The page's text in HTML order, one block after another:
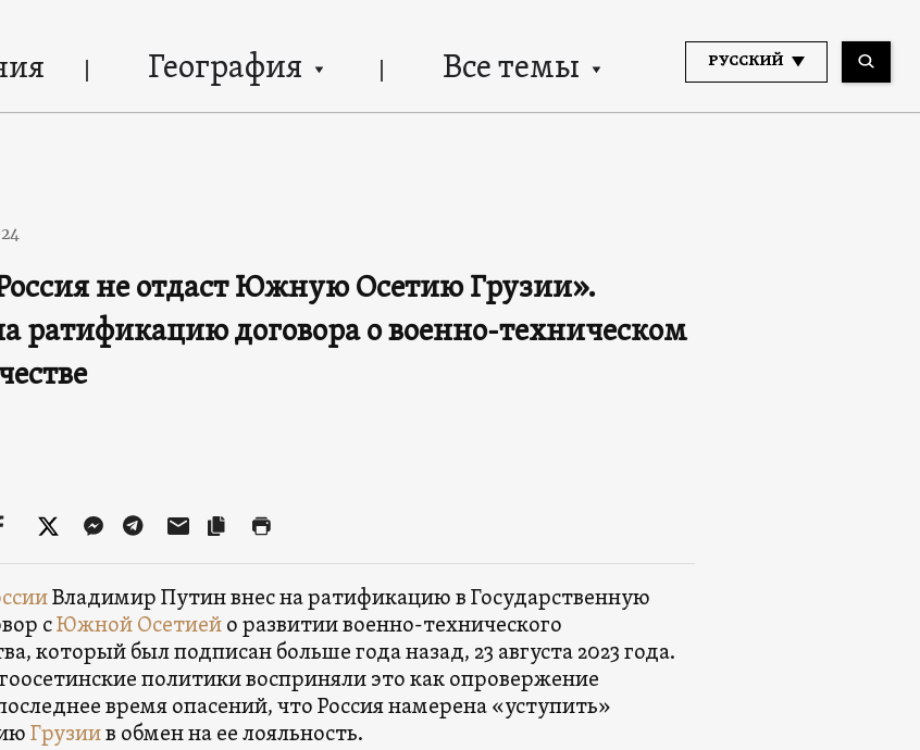
География Все темы РУССКИЙ
не отдаст Южную Осетию Грузии».
ратификацию договора о военно-техническом
Владимир Путин внес на ратификацию в Государственную
сЮжной Осетиейо развитии военно-технического
который был подписан больше года назад, 23 августа 2023 года.
политики восприняли это как опровержение
время опасений, что Россия намерена «уступить»
Грузиив обмен на ее лояльность.